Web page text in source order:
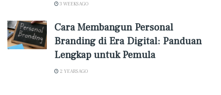
3 WEEKS AGO
Cara Membangun Personal
Branding di Era Digital: Panduan
Lengkap untuk Pemula
2 YEARS AGO